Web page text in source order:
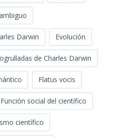
Darwin Evolución
de Charles Darwin
Flatus vocis
Función social del científico
científico